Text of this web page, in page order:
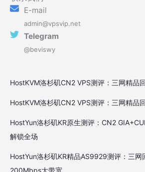
E-mail
admin@vpsvip.net
Telegram
@beviswy
HostKVM洛杉矶CN2 VPS测评：三网精品
HostKVM洛杉矶CN2 VPS测评：三网精品
HostYun洛杉矶KR原生测评：CN2
解锁全场
HostYun洛杉矶KR精品AS9929测评：三网
200Mbps大带宽